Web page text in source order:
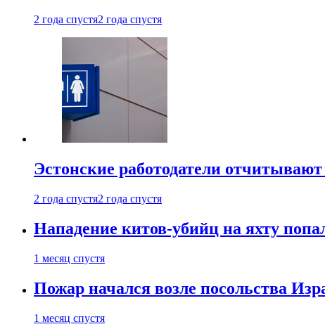
2 года спустя2 года спустя
Эстонские работодатели
2 года спустя2 года спустя
Нападение китов-убийц на яхту
1 месяц спустя
Пожар начался возле посольства
1 месяц спустя